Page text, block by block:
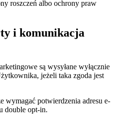
roszczeń albo ochrony praw
i komunikacja
są wysyłane wyłącznie
jeżeli taka zgoda jest
wymagać potwierdzenia adresu e-
double opt-in.